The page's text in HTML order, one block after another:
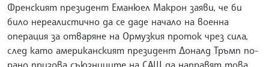
Френският президент Еманюел Макрон заяви, че би
било нереалистично да се даде начало на военна
операция за отваряне на Ормузкия проток чрез сила,
след като американският президент Доналд Тръмп по-
рано призова съюзниците на САЩ да направят това,